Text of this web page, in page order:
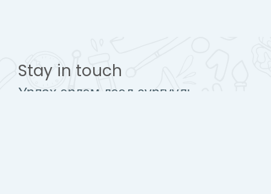
Stay in touch
Урлах эрдэм дээд сургууль